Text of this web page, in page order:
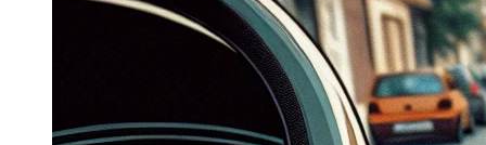
Navigatie Duster 2011
Navigatie Duster 2019
Navigatie Audi A3 8p
Navigatie Audi A4
Navigatie Audi A4 B6
Navigatie Audi A4 B7